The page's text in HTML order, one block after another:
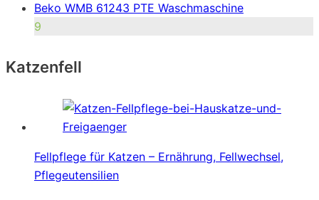
Beko WMB 61243 PTE Waschmaschine
9
Katzenfell
Fellpflege für Katzen – Ernährung, Fellwechsel,
Pflegeutensilien